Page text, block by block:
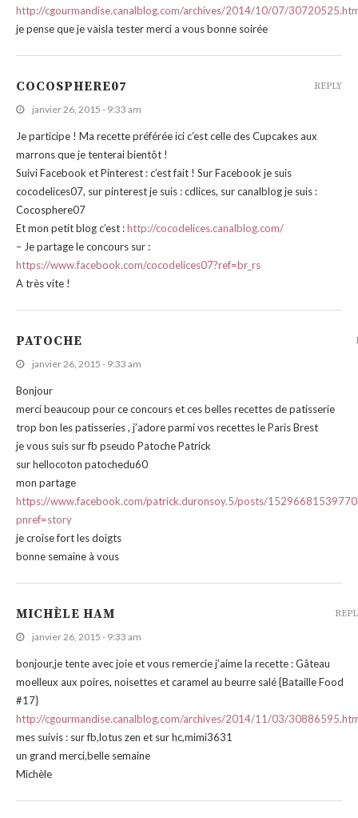
http://cgourmandise.canalblog.com/archives/2014/10/07/
je pense que je vaisla tester merci a vous bonne soirée
COCOSPHERE07
janvier 26, 2015 - 9:33 am
Je participe ! Ma recette préférée ici c’est celle des Cupcakes aux
marrons que je tenterai bientôt !
Suivi Facebook et Pinterest : c’est fait ! Sur Facebook je suis
cocodelices07, sur pinterest je suis : cdlices, sur canalblog je suis :
Cocosphere07
Et mon petit blog c’est :http://cocodelices.canalblog.com/
– Je partage le concours sur :
https://www.facebook.com/cocodelices07?ref=br_rs
A très vite !
REPLY
PATOCHE
janvier 26, 2015 - 9:33 am
Bonjour
merci beaucoup pour ce concours et ces belles recettes de patisserie
trop bon les patisseries , j’adore parmi vos recettes le Paris Brest
je vous suis sur fb pseudo Patoche Patrick
sur hellocoton patochedu60
mon partage
https://www.facebook.com/patrick.duronsoy.5/posts/
pnref=story
je croise fort les doigts
bonne semaine à vous
MICHÈLE HAM
janvier 26, 2015 - 9:33 am
bonjour,je tente avec joie et vous remercie j’aime la recette : Gâteau
moelleux aux poires, noisettes et caramel au beurre salé {Bataille Food
#17}
http://cgourmandise.canalblog.com/archives/2014/11/03/
mes suivis : sur fb,lotus zen et sur hc,mimi3631
un grand merci,belle semaine
Michèle